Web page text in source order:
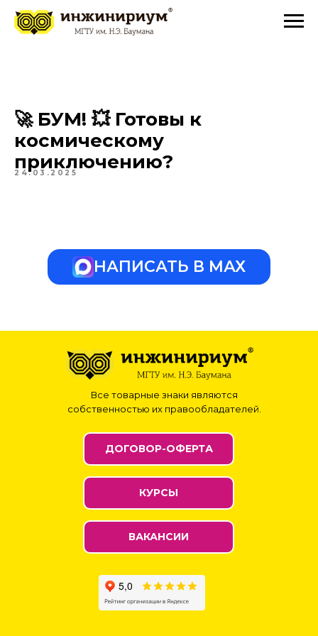
🚀 БУМ! 💥 Готовы к
космическому
приключению?
24.03.2025
НАПИСАТЬ В МАХ
Все товарные знаки являются
собственностью их правообладателей.
ВАКАНСИИ
КУРСЫ
ДОГОВОР-ОФЕРТА